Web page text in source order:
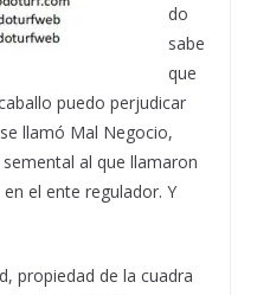
do
sabe
que
puedo perjudicar
llamó Mal Negocio,
al que llamaron
el ente regulador. Y
propiedad de la cuadra